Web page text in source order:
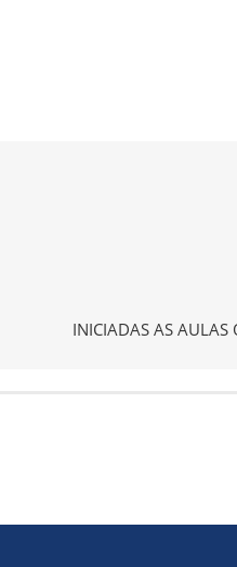
INICIADAS AS AULAS